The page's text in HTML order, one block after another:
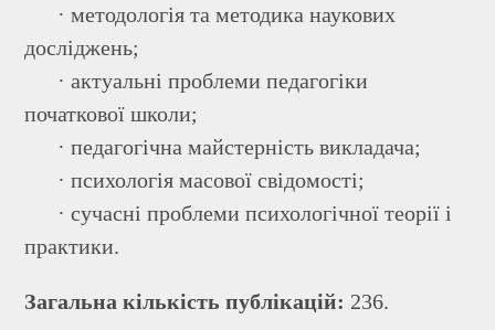
· методологія та методика наукових
досліджень;
· актуальні проблеми педагогіки
початкової школи;
· педагогічна майстерність викладача;
· психологія масової свідомості;
· сучасні проблеми психологічної теорії і
практики.
Загальна кількість публікацій: 236.